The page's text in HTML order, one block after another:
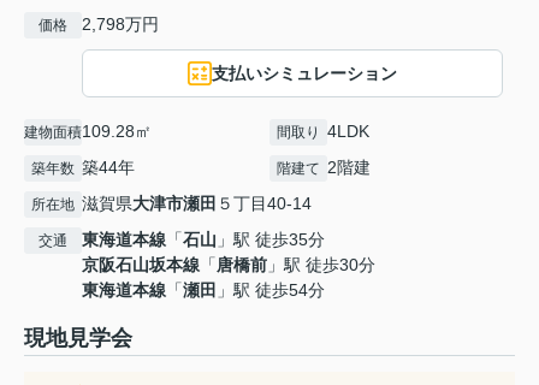
価格 2,798万円
支払いシミュレーション
建物面積109.28㎡ 間取り 4LDK
築年数 築44年 階建て 2階建
所在地 滋賀県大津市瀬田 ５丁目40-14
交通 東海道本線 「石山 」駅 徒歩35分
京阪石山坂本線 「唐橋前 」駅 徒歩30分
東海道本線 「瀬田 」駅 徒歩54分
現地見学会